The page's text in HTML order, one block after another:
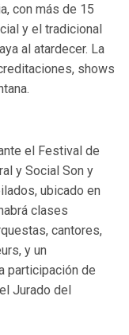
con más de 15
y el tradicional
al atardecer. La
shows
el Festival de
y Social Son y
ubicado en
clases
cantores,
y un
participación de
Jurado del